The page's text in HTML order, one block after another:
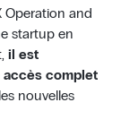
Operation and
startup en
il est
accès complet
nouvelles